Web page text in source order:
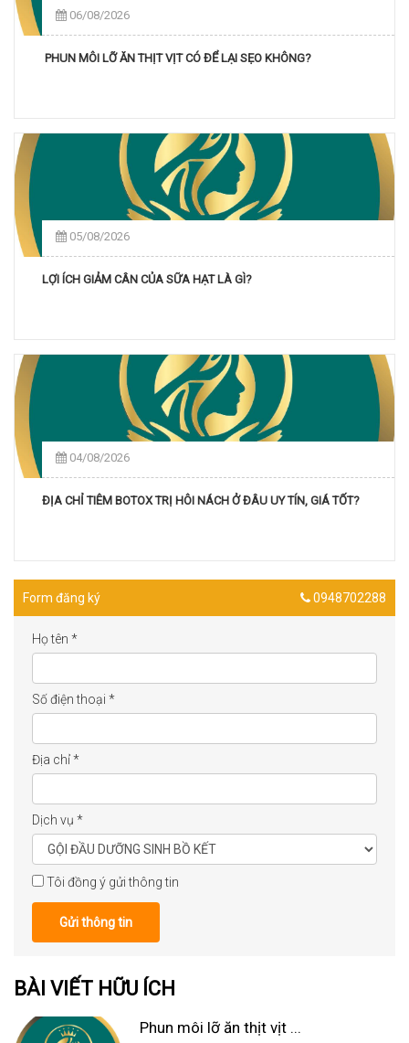
06/08/2026
PHUN MÔI LỠ ĂN THỊT VỊT CÓ ĐỂ LẠI SẸO KHÔNG?
05/08/2026
LỢI ÍCH GIẢM CÂN CỦA SỮA HẠT LÀ GÌ?
04/08/2026
ĐỊA CHỈ TIÊM BOTOX TRỊ HÔI NÁCH Ở ĐÂU UY TÍN, GIÁ TỐT?
Form đăng ký 0948702288
Họ tên *
Số điện thoại *
Địa chỉ*
Dịch vụ *
Tôi đồng ý gửi thông tin
Gửi thông tin
BÀI VIẾT HỮU ÍCH
Phun môi lỡ ăn thịt vịt ...